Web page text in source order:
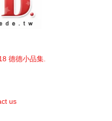
德德小品集.
us